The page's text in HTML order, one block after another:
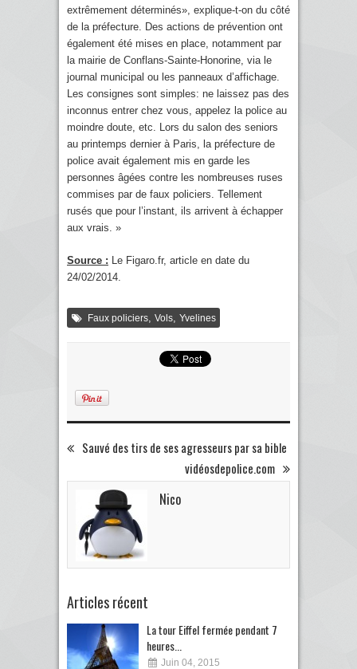
extrêmement déterminés», explique-t-on du côté
de la préfecture. Des actions de prévention ont
également été mises en place, notamment par
la mairie de Conflans-Sainte-Honorine, via le
journal municipal ou les panneaux d’affichage.
Les consignes sont simples: ne laissez pas des
inconnus entrer chez vous, appelez la police au
moindre doute, etc. Lors du salon des seniors
au printemps dernier à Paris, la préfecture de
police avait également mis en garde les
personnes âgées contre les nombreuses ruses
commises par de faux policiers. Tellement
rusés que pour l’instant, ils arrivent à échapper
aux vrais. »
Source : Le Figaro.fr, article en date du
24/02/2014.
Faux policiers, Vols, Yvelines
Sauvé des tirs de ses agresseurs par sa bible
vidéosdepolice.com
Nico
Articles récent
La tour Eiffel fermée pendant 7
heures...
Juin 04, 2015